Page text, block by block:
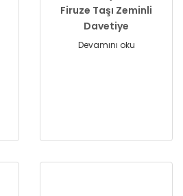
Firuze Taşı Zeminli
Davetiye
Devamını oku